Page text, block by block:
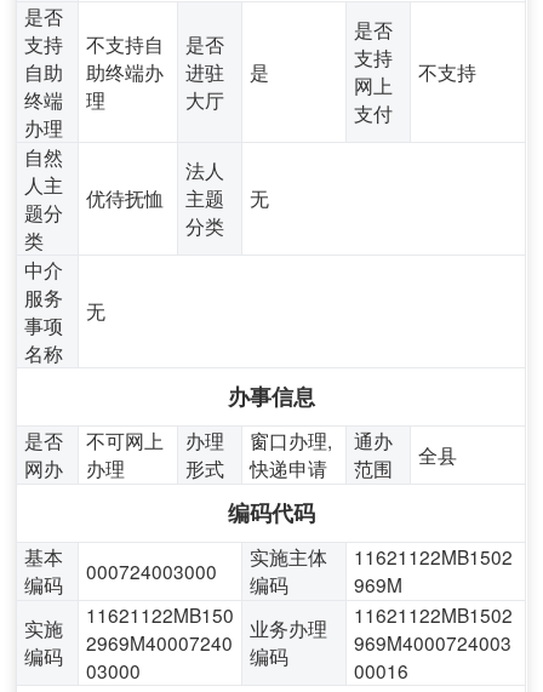
是否
支持
自助
终端
办理
不支持自
助终端办
理
是否
进驻
大厅
是
是否
支持
网上
支付
不支持
自然
人主
题分
类
优待抚恤
法人
主题
分类
无
中介
服务
事项
名称
无
办事信息
是否
网办
不可网上
办理
办理
形式
窗口办理,
快递申请
通办
范围
全县
编码代码
基本
编码
000724003000
实施主体
编码
11621122MB1502
969M
实施
编码
11621122MB150
2969M40007240
03000
业务办理
编码
11621122MB1502
969M4000724003
00016